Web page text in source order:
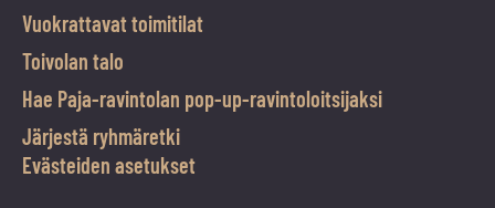
Vuokrattavat toimitilat
Toivolan talo
Hae Paja-ravintolan pop-up-ravintoloitsijaksi
Järjestä ryhmäretki
Evästeiden asetukset